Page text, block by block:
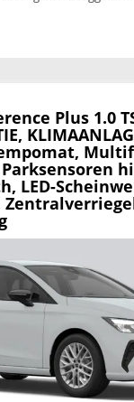
drucken
Plus 1.0
LED-